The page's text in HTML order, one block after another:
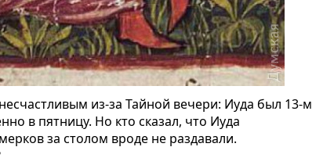
из-за Тайной вечери: Иуда был 13-м
в пятницу. Но кто сказал, что Иуда
за столом вроде не раздавали.